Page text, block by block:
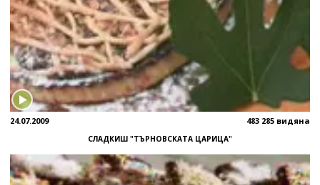
24.07.2009 483 285 видяна
СЛАДКИШ "ТЪРНОВСКАТА ЦАРИЦА"